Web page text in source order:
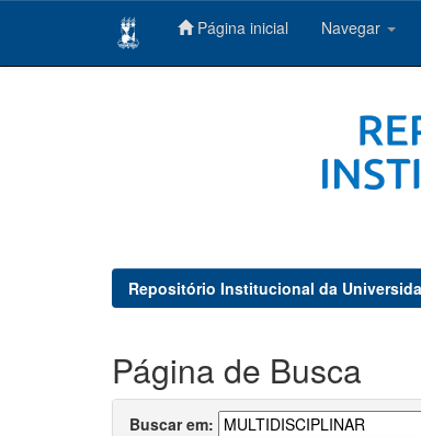
Página inicial Navegar
Repositório Institucional da
Página de Busca
Buscar em: